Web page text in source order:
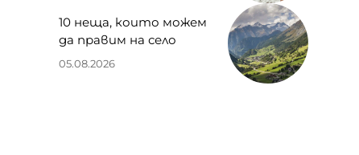
10 неща, които можем
да правим на село
05.08.2026